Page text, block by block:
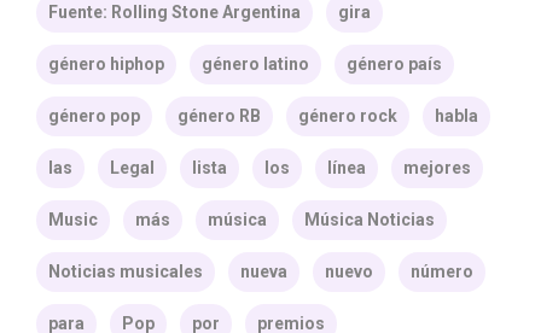
Fuente: Rolling Stone Argentina gira
género hiphop género latino género país
género pop género RB género rock habla
las Legal lista los línea mejores
Music más música Música Noticias
Noticias musicales nueva nuevo número
para Pop por premios